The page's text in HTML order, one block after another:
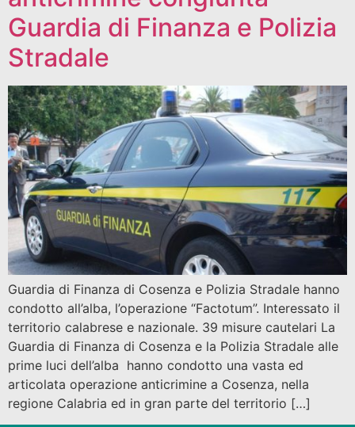
Guardia di Finanza e Polizia
Stradale
Guardia di Finanza di Cosenza e Polizia Stradale hanno
condotto all’alba, l’operazione “Factotum”. Interessato il
territorio calabrese e nazionale. 39 misure cautelari La
Guardia di Finanza di Cosenza e la Polizia Stradale alle
prime luci dell’alba hanno condotto una vasta ed
articolata operazione anticrimine a Cosenza, nella
regione Calabria ed in gran parte del territorio […]